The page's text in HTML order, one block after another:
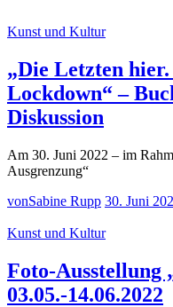
Kunst und Kultur
„Die Letzten
Lockdown“ –
Diskussion
Am 30. Juni 2022 – im
Ausgrenzung“
vonSabine Rupp 30. Juni
Kunst und Kultur
Foto-Ausstellung
03.05.-14.06.2022